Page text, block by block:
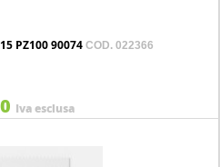
PZ100 90074 COD. 022366
Iva esclusa